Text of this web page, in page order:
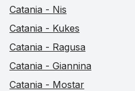
Catania - Nis
Catania - Kukes
Catania - Ragusa
Catania - Giannina
Catania - Mostar